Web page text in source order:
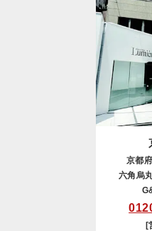
京都
六角烏
[